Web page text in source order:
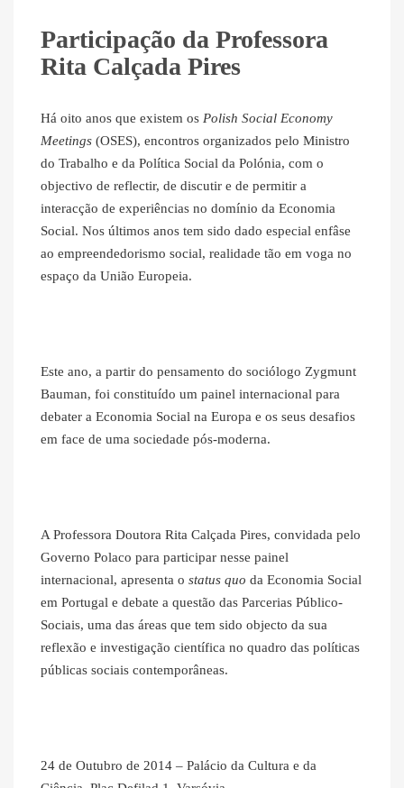
Participação da Professora
Rita Calçada Pires
Há oito anos que existem os Polish Social Economy
Meetings (OSES), encontros organizados pelo Ministro
do Trabalho e da Política Social da Polónia, com o
objectivo de reflectir, de discutir e de permitir a
interacção de experiências no domínio da Economia
Social. Nos últimos anos tem sido dado especial enfâse
ao empreendedorismo social, realidade tão em voga no
espaço da União Europeia.
Este ano, a partir do pensamento do sociólogo Zygmunt
Bauman, foi constituído um painel internacional para
debater a Economia Social na Europa e os seus desafios
em face de uma sociedade pós-moderna.
A Professora Doutora Rita Calçada Pires, convidada pelo
Governo Polaco para participar nesse painel
internacional, apresenta o status quo da Economia Social
em Portugal e debate a questão das Parcerias Público-
Sociais, uma das áreas que tem sido objecto da sua
reflexão e investigação científica no quadro das políticas
públicas sociais contemporâneas.
24 de Outubro de 2014 – Palácio da Cultura e da